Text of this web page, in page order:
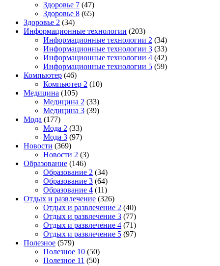
Здоровье 7 (47)
Здоровье 8 (65)
Здоровье 2 (34)
Информационные технологии (203)
Информационные технологии 2 (34)
Информационные технологии 3 (33)
Информационные технологии 4 (42)
Информационные технологии 5 (59)
Компьютер (46)
Компьютер 2 (10)
Медицина (105)
Медицина 2 (33)
Медицина 3 (39)
Мода (177)
Мода 2 (33)
Мода 3 (97)
Новости (369)
Новости 2 (3)
Образование (146)
Образование 2 (34)
Образование 3 (64)
Образование 4 (11)
Отдых и развлечение (326)
Отдых и развлечение 2 (40)
Отдых и развлечение 3 (77)
Отдых и развлечение 4 (71)
Отдых и развлечение 5 (97)
Полезное (579)
Полезное 10 (50)
Полезное 11 (50)